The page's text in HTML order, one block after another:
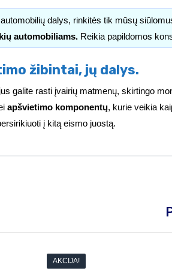
dalys, rinkitės tik mūsų
automobiliams. Reikia papildomos
žibintai, jų dalys.
galite rasti įvairių matmenų, skirtingo
apšvietimo komponentų, kurie veikia
į kitą eismo juostą.
AKCIJA!